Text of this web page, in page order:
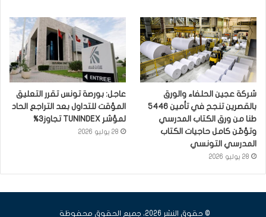
شركة عجين الحلفاء والورق
بالقصرين تنجح في تأمين 5446
طنا من ورق الكتاب المدرسي
وتؤمّن كامل حاجيات الكتاب
المدرسي التونسي
28 يوليو 2026
عاجل: بورصة تونس تقرر التعليق
المؤقت للتداول بعد التراجع الحاد
لمؤشر TUNINDEX تجاوز3%
28 يوليو 2026
© حقوق النشر 2026، جميع الحقوق محفوظة